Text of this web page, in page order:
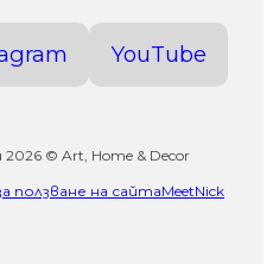
YouTube
© Art, Home & Decor
ползване на сайтаMeetNick